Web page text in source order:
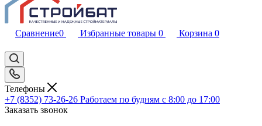
Сравнение0 Избранные товары 0 Корзина 0
Телефоны
+7 (8352) 73-26-26 Работаем по будням с 8:00 до 17:00
Заказать звонок